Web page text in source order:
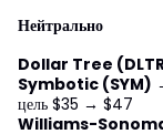
Нейтрально
Dollar Tree
Symbotic (SYM)
цель $35 → $47
Williams-